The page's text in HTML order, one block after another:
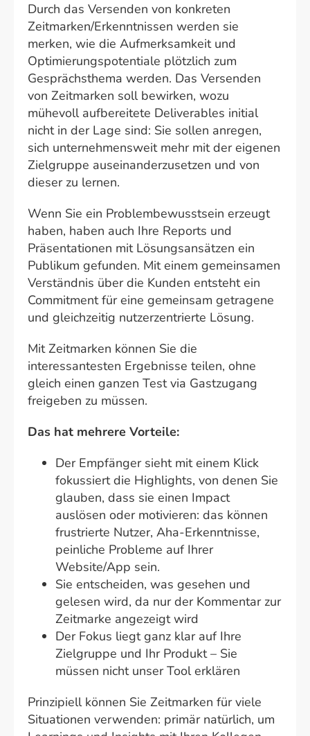
Durch das Versenden von konkreten
Zeitmarken/Erkenntnissen werden sie
merken, wie die Aufmerksamkeit und
Optimierungspotentiale plötzlich zum
Gesprächsthema werden. Das Versenden
von Zeitmarken soll bewirken, wozu
mühevoll aufbereitete Deliverables initial
nicht in der Lage sind: Sie sollen anregen,
sich unternehmensweit mehr mit der eigenen
Zielgruppe auseinanderzusetzen und von
dieser zu lernen.
Wenn Sie ein Problembewusstsein erzeugt
haben, haben auch Ihre Reports und
Präsentationen mit Lösungsansätzen ein
Publikum gefunden. Mit einem gemeinsamen
Verständnis über die Kunden entsteht ein
Commitment für eine gemeinsam getragene
und gleichzeitig nutzerzentrierte Lösung.
Mit Zeitmarken können Sie die
interessantesten Ergebnisse teilen, ohne
gleich einen ganzen Test via Gastzugang
freigeben zu müssen.
Das hat mehrere Vorteile:
Der Empfänger sieht mit einem Klick
fokussiert die Highlights, von denen Sie
glauben, dass sie einen Impact
auslösen oder motivieren: das können
frustrierte Nutzer, Aha-Erkenntnisse,
peinliche Probleme auf Ihrer
Website/App sein.
Sie entscheiden, was gesehen und
gelesen wird, da nur der Kommentar zur
Zeitmarke angezeigt wird
Der Fokus liegt ganz klar auf Ihre
Zielgruppe und Ihr Produkt – Sie
müssen nicht unser Tool erklären
Prinzipiell können Sie Zeitmarken für viele
Situationen verwenden: primär natürlich, um